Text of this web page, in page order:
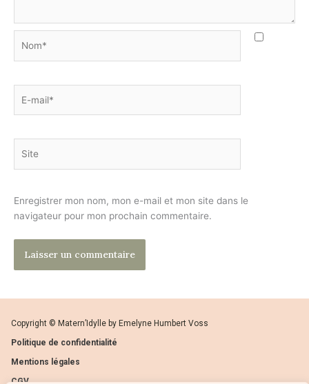
mail*
Enregistrer mon nom, mon e-mail et mon site dans le
navigateur pour mon prochain commentaire.
Copyright © Matern’Idylle by Emelyne Humbert Voss
Politique de confidentialité
Mentions légales
CGV